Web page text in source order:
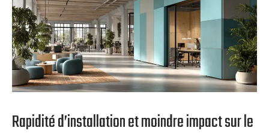
Rapidité d’installation et moindre impact sur le